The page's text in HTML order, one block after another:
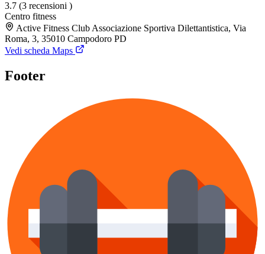
3.7 (3 recensioni )
Centro fitness
Active Fitness Club Associazione Sportiva Dilettantistica, Via
Roma, 3, 35010 Campodoro PD
Vedi scheda Maps
Footer